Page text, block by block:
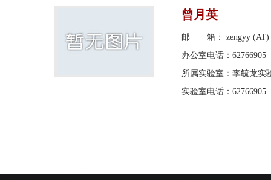
曾月英
邮 箱： zengyy (AT)
办公室电话：62766905
所属实验室：李毓龙实
实验室电话：62766905